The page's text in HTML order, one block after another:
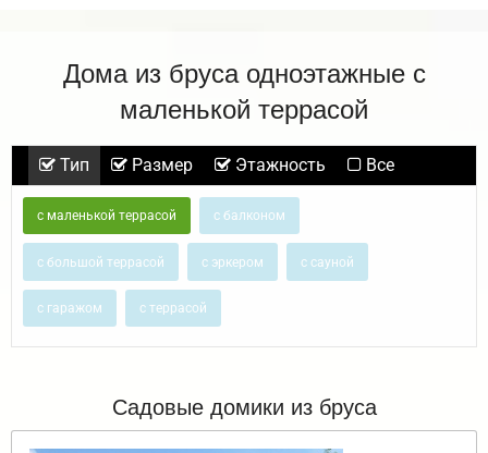
Дома из бруса одноэтажные с
маленькой террасой
Тип Размер Этажность Все
с маленькой террасой с балконом
с большой террасой с эркером с сауной
с гаражом с террасой
Садовые домики из бруса